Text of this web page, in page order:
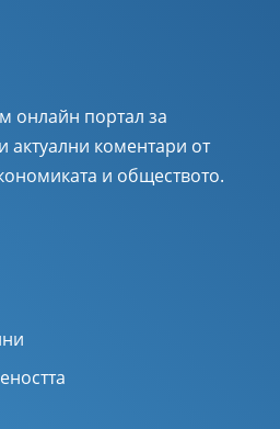
онлайн портал за
актуални коментари от
и обществото.